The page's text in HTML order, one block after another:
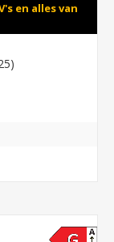
en alles van